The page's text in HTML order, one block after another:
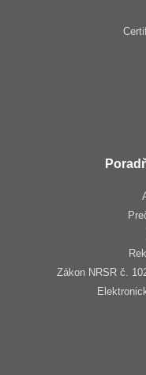
Zákon NRSR č.